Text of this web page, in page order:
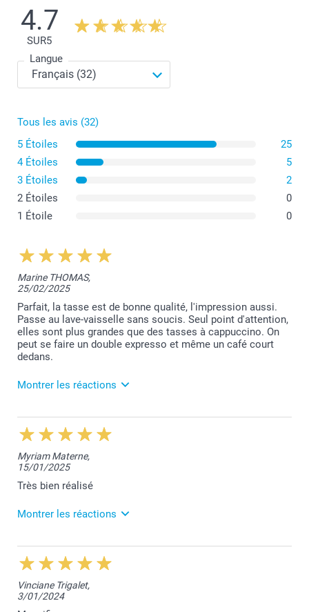
4.7
SUR5
Langue
Tous les avis (32)
5 Étoiles
25
4 Étoiles
5
3 Étoiles
2
2 Étoiles
0
1 Étoile
0
Marine THOMAS,
25/02/2025
Parfait, la tasse est de bonne qualité, l'impression aussi.
Passe au lave-vaisselle sans soucis. Seul point d'attention,
elles sont plus grandes que des tasses à cappuccino. On
peut se faire un double expresso et même un café court
dedans.
Montrer les réactions
6/03/2025
12:50
Merci pour votre commentaire qui fait plaisir à lire.
Votre satisfaction est notre priorité.
Les tasses passent bien au lave-vaisselle mais il est
toutefois conseillé de laver vos articles à la main
Toujours à votre service,
Laila@Smartphoto
Myriam Materne,
15/01/2025
Très bien réalisé
Montrer les réactions
4/02/2025
13:31
Merci pour votre commentaire qui fait plaisir à lire
Myriam. Votre satisfaction est notre priorité.
Nous restons à votre disposition,
Vinciane Trigalet,
3/01/2024